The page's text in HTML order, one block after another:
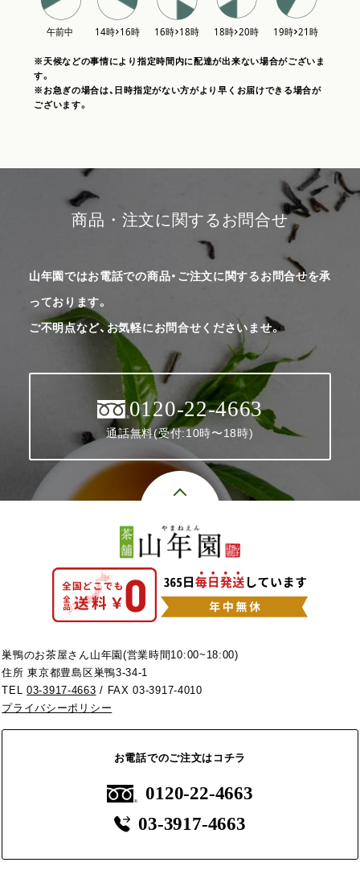
※天候などの事情により指定時間内に配達が出来ない場合がございま
す。
※お急ぎの場合は、日時指定がない方がより早くお届けできる場合が
ございます。
商品・注文に関するお問合せ
山年園ではお電話での商品・ご注文に関するお問合せを承
っております。
ご不明点など、お気軽にお問合せくださいませ。
0120-22-4663
通話無料(受付:10時〜18時)
巣鴨のお茶屋さん山年園(営業時間10:00~18:00)
住所 東京都豊島区巣鴨3-34-1
TEL03-3917-4663 / FAX 03-3917-4010
プライバシーポリシー
お電話でのご注文はコチラ
0120-22-4663
03-3917-4663